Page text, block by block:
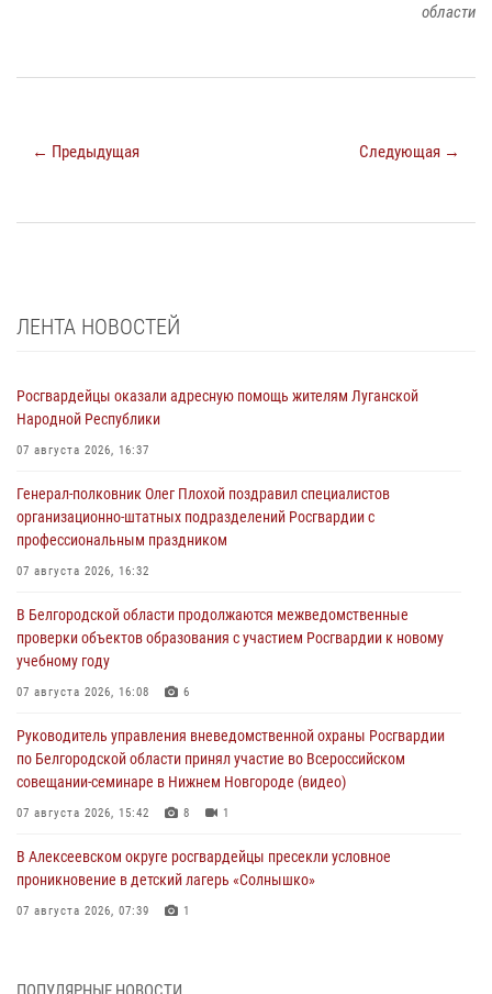
области
← Предыдущая Следующая →
ЛЕНТА НОВОСТЕЙ
Росгвардейцы оказали адресную помощь жителям Луганской
Народной Республики
07 августа 2026, 16:37
Генерал-полковник Олег Плохой поздравил специалистов
организационно-штатных подразделений Росгвардии с
профессиональным праздником
07 августа 2026, 16:32
В Белгородской области продолжаются межведомственные
проверки объектов образования с участием Росгвардии к новому
учебному году
07 августа 2026, 16:08 6
Руководитель управления вневедомственной охраны Росгвардии
по Белгородской области принял участие во Всероссийском
совещании-семинаре в Нижнем Новгороде (видео)
07 августа 2026, 15:42 8 1
В Алексеевском округе росгвардейцы пресекли условное
проникновение в детский лагерь «Солнышко»
07 августа 2026, 07:39 1